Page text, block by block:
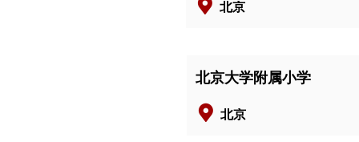
北京
北京大学附属小学
北京